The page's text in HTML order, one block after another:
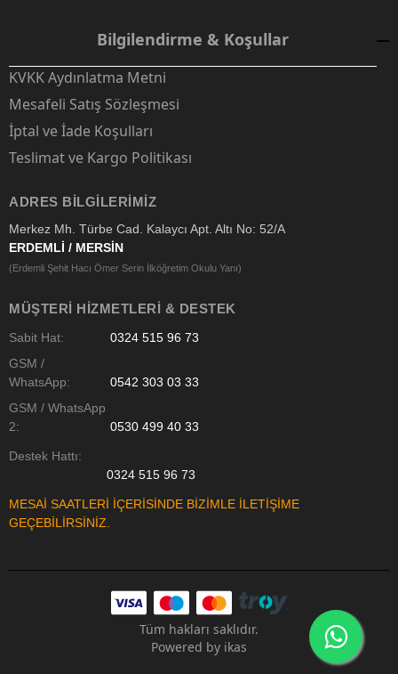
Bilgilendirme & Koşullar
KVKK Aydınlatma Metni
Mesafeli Satış Sözleşmesi
İptal ve İade Koşulları
Teslimat ve Kargo Politikası
ADRES BILGILERIMIZ
Merkez Mh. Türbe Cad. Kalaycı Apt. Altı No: 52/A
ERDEMLİ / MERSİN
(Erdemli Şehit Hacı Ömer Serin İlköğretim Okulu Yanı)
MÜŞTERI HIZMETLERI & DESTEK
Sabit Hat:
0324 515 96 73
GSM /
WhatsApp:
0542 303 03 33
GSM / WhatsApp
2:
0530 499 40 33
Destek Hattı:
0324 515 96 73
MESAİ SAATLERİ İÇERİSİNDE BİZİMLE İLETİŞİME
GEÇEBİLİRSİNİZ.
Tüm hakları saklıdır.
Powered by ikas